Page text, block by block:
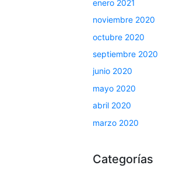
enero 2021
noviembre 2020
octubre 2020
septiembre 2020
junio 2020
mayo 2020
abril 2020
marzo 2020
Categorías